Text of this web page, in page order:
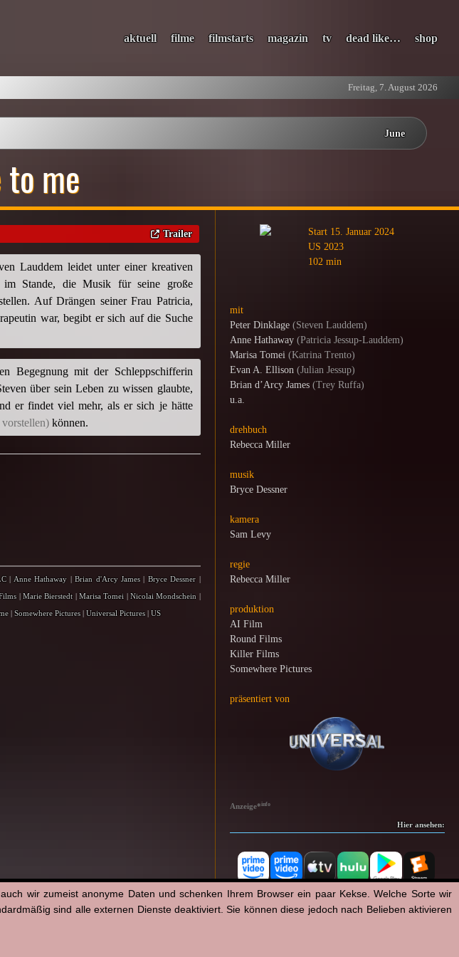
aktuell filme filmstarts magazin tv dead like… shop
Freitag, 7. August 2026
June
to me
Trailer
Lauddem leidet unter einer kreativen
Stande, die Musik für seine große
Auf Drängen seiner Frau Patricia,
war, begibt er sich auf die Suche
Begegnung mit der Schleppschifferin
über sein Leben zu wissen glaubte,
er findet viel mehr, als er sich je hätte
können.
| Anne Hathaway |Brian d'Arcy James| Bryce Dessner |
| Marie Bierstedt | Marisa Tomei | Nicolai Mondschein |
|Somewhere Pictures|Universal Pictures|US
Start 15. Januar 2024
US 2023
102 min
mit
Peter Dinklage(Steven Lauddem)
Anne Hathaway(Patricia Jessup-Lauddem)
Marisa Tomei(Katrina Trento)
Evan A. Ellison(Julian Jessup)
Brian d’Arcy James(Trey Ruffa)
u.a.
drehbuch
Rebecca Miller
musik
Bryce Dessner
kamera
Sam Levy
regie
Rebecca Miller
produktion
AI Film
Round Films
Killer Films
Somewhere Pictures
präsentiert von
Anzeige*info
Hier ansehen:
wir zumeist anonyme Daten und schenken Ihrem Browser ein paar Kekse. Welche Sorte wir
sind alle externen Dienste deaktiviert. Sie können diese jedoch nach Belieben aktivieren